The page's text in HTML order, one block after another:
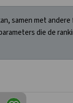
samen met
die de